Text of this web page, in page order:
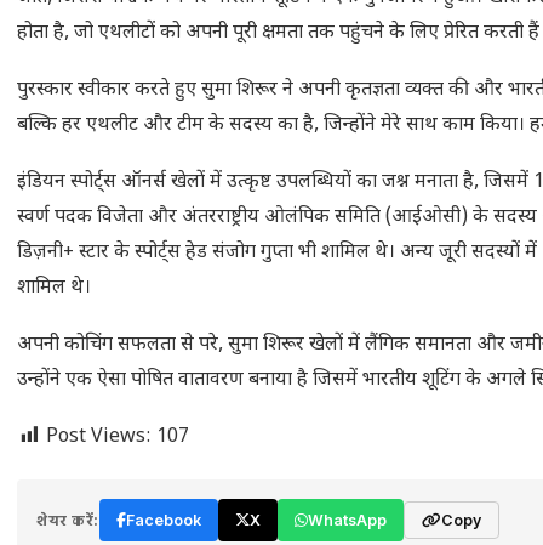
होता है, जो एथलीटों को अपनी पूरी क्षमता तक पहुंचने के लिए प्रेरित करती
पुरस्कार स्वीकार करते हुए सुमा शिरूर ने अपनी कृतज्ञता व्यक्त की और
बल्कि हर एथलीट और टीम के सदस्य का है, जिन्होंने मेरे साथ काम किया।
इंडियन स्पोर्ट्स ऑनर्स खेलों में उत्कृष्ट उपलब्धियों का जश्न मनाता है,
स्वर्ण पदक विजेता और अंतरराष्ट्रीय ओलंपिक समिति (आईओसी) के
डिज़नी+ स्टार के स्पोर्ट्स हेड संजोग गुप्ता भी शामिल थे। अन्य जूरी
शामिल थे।
अपनी कोचिंग सफलता से परे, सुमा शिरूर खेलों में लैंगिक समानता और
उन्होंने एक ऐसा पोषित वातावरण बनाया है जिसमें भारतीय शूटिंग के अगले
Post Views: 107
शेयर करें: Facebook X WhatsApp Copy